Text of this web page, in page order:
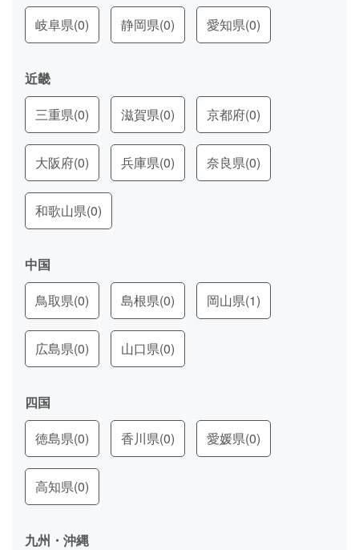
岐阜県(0) 静岡県(0) 愛知県(0)
近畿
三重県(0) 滋賀県(0) 京都府(0)
大阪府(0) 兵庫県(0) 奈良県(0)
和歌山県(0)
中国
鳥取県(0) 島根県(0) 岡山県(1)
広島県(0) 山口県(0)
四国
徳島県(0) 香川県(0) 愛媛県(0)
高知県(0)
九州・沖縄